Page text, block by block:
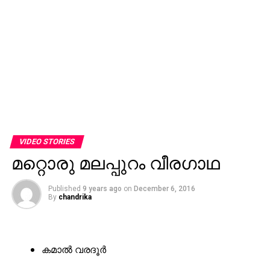
VIDEO STORIES
മറ്റൊരു മലപ്പുറം വീരഗാഥ
Published 9 years ago on December 6, 2016
By chandrika
കമാല്‍ വരദൂര്‍